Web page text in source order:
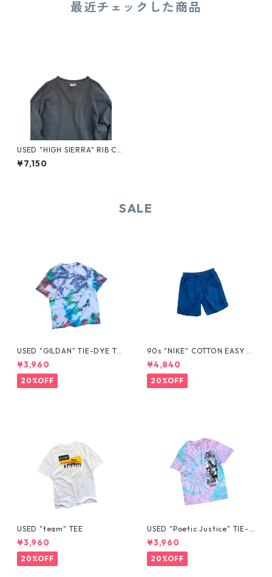
最近チェックした商品
USED "HIGH SIERRA" RIB CU
T SAW
¥7,150
SALE
USED "GILDAN" TIE-DYE TE
E
¥3,960
20%OFF
90s "NIKE" COTTON EASY S
HORTS
¥4,840
20%OFF
USED "team" TEE
¥3,960
20%OFF
USED "Poetic Justice" TIE-D
YE TEE
¥3,960
20%OFF